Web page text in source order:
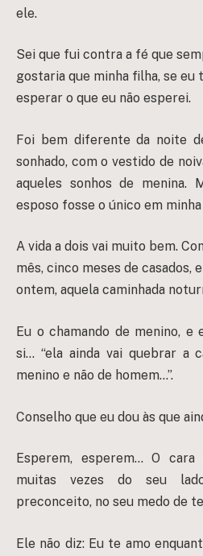
ele.
Sei que fui contra a fé que
gostaria que minha filha, se eu
esperar o que eu não esperei.
Foi bem diferente da noite
sonhado, com o vestido de
aqueles sonhos de menina.
esposo fosse o único em minha
A vida a dois vai muito bem.
mês, cinco meses de casados,
ontem, aquela caminhada
Eu o chamando de menino, e
si… “ela ainda vai quebrar a
menino e não de homem…”.
Conselho que eu dou às que
Esperem, esperem… O
muitas vezes do seu
preconceito, no seu medo de
Ele não diz: Eu te amo